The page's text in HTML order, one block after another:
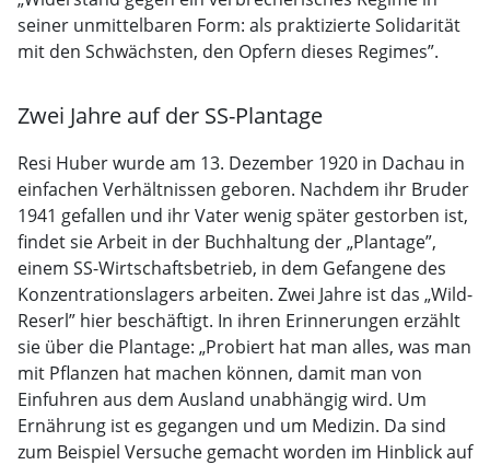
seiner unmittelbaren Form: als praktizierte Solidarität
mit den Schwächsten, den Opfern dieses Regimes”.
Zwei Jahre auf der SS-Plantage
Resi Huber wurde am 13. Dezember 1920 in Dachau in
einfachen Verhältnissen geboren. Nachdem ihr Bruder
1941 gefallen und ihr Vater wenig später gestorben ist,
findet sie Arbeit in der Buchhaltung der „Plantage”,
einem SS-Wirtschaftsbetrieb, in dem Gefangene des
Konzentrationslagers arbeiten. Zwei Jahre ist das „Wild-
Reserl” hier beschäftigt. In ihren Erinnerungen erzählt
sie über die Plantage: „Probiert hat man alles, was man
mit Pflanzen hat machen können, damit man von
Einfuhren aus dem Ausland unabhängig wird. Um
Ernährung ist es gegangen und um Medizin. Da sind
zum Beispiel Versuche gemacht worden im Hinblick auf